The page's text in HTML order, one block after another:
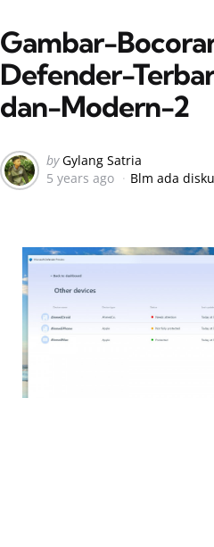
Gambar-
Defender-
dan-Modern-2
Posted
by
by Gylang Satria
5 years ago
Blm ada